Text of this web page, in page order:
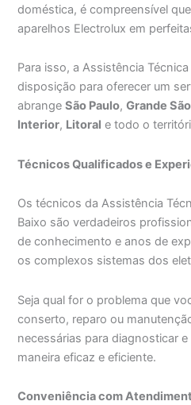
doméstica, é compreensível
aparelhos Electrolux em
Para isso, a Assistência
disposição para oferecer um
abrangeSão Paulo,Grande
Interior, Litoral e todo o
Técnicos Qualificados e
Os técnicos da Assistência
Baixo são verdadeiros
de conhecimento e anos de
os complexos sistemas dos
Seja qual for o problema que
conserto, reparo ou
necessárias para diagnosticar
maneira eficaz e eficiente.
Conveniência com